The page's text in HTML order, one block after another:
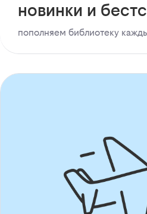
новинки и
пополняем библиотеку